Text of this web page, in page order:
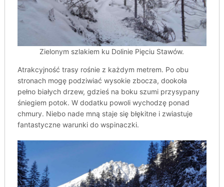
Zielonym szlakiem ku Dolinie Pięciu Stawów.
Atrakcyjność trasy rośnie z każdym metrem. Po obu
stronach mogę podziwiać wysokie zbocza, dookoła
pełno białych drzew, gdzieś na boku szumi przysypany
śniegiem potok. W dodatku powoli wychodzę ponad
chmury. Niebo nade mną staje się błękitne i zwiastuje
fantastyczne warunki do wspinaczki.